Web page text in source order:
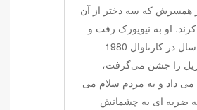
همسرش که سه دختر از آن
او به نیویورک رفت و
در آمریکای شمالی در حوزه بیزینس فرد مهم و مشهوری شد. پس از چند سال در کارناوال 1980
را جشن می‌گرفت،
می داد و به مردم سلام می
ضربه ای به چشمانش